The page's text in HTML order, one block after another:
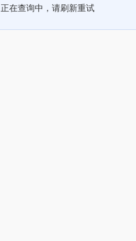
正在查询中，请刷新重试